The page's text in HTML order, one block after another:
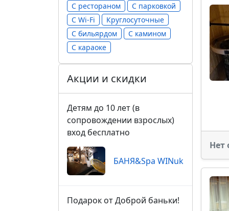
Нет
С рестораном
С парковкой
С Wi-Fi
Круглосуточные
С бильярдом
С камином
С караоке
Акции и скидки
Детям до 10 лет (в
сопровождении взрослых)
вход бесплатно
БАНЯ&Spa WINuk
Подарок от Доброй баньки!